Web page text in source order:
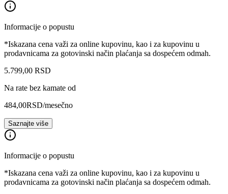
Informacije o popustu
*Iskazana cena važi za online kupovinu, kao i za kupovinu u
prodavnicama za gotovinski način plaćanja sa dospećem odmah.
5.799,00 RSD
Na rate bez kamate od
484,00RSD/mesečno
Saznajte više
Informacije o popustu
*Iskazana cena važi za online kupovinu, kao i za kupovinu u
prodavnicama za gotovinski način plaćanja sa dospećem odmah.